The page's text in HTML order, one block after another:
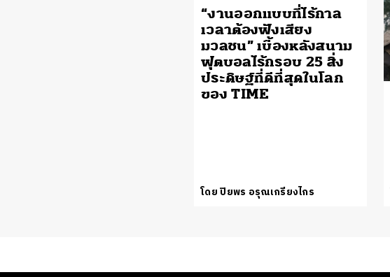
“งานออกแบบที่ไร้กาล
เวลาต้องฟังเสียง
มวลชน” เบื้องหลังสนาม
ฟุตบอลไร้กรอบ 25 สิ่ง
ประดิษฐ์ที่ดีที่สุดในโลก
ของ TIME
โดย ปิยพร อรุณเกรียงไกร